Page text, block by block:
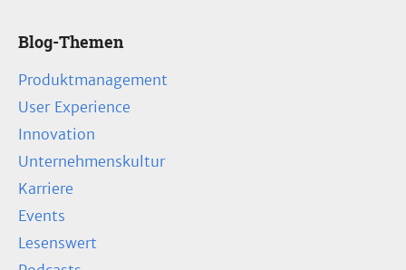
Blog-Themen
Produktmanagement
User Experience
Innovation
Unternehmenskultur
Karriere
Events
Lesenswert